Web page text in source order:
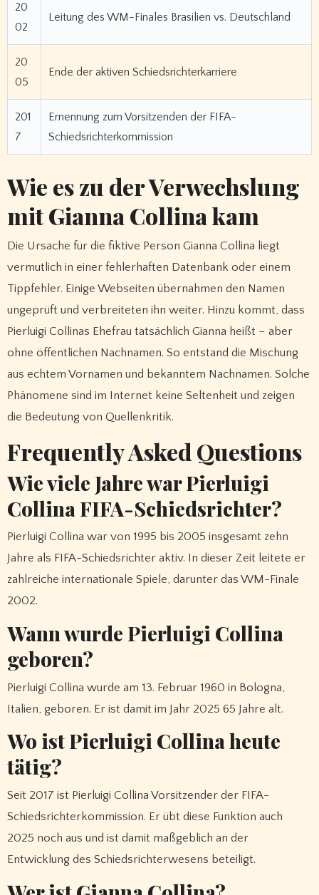
20
02
Leitung des WM-Finales Brasilien vs. Deutschland
20
05
Ende der aktiven Schiedsrichterkarriere
201
7
Ernennung zum Vorsitzenden der FIFA-
Schiedsrichterkommission
Wie es zu der Verwechslung
mit Gianna Collina kam
Die Ursache für die fiktive Person Gianna Collina liegt
vermutlich in einer fehlerhaften Datenbank oder einem
Tippfehler. Einige Webseiten übernahmen den Namen
ungeprüft und verbreiteten ihn weiter. Hinzu kommt, dass
Pierluigi Collinas Ehefrau tatsächlich Gianna heißt – aber
ohne öffentlichen Nachnamen. So entstand die Mischung
aus echtem Vornamen und bekanntem Nachnamen. Solche
Phänomene sind im Internet keine Seltenheit und zeigen
die Bedeutung von Quellenkritik.
Frequently Asked Questions
Wie viele Jahre war Pierluigi
Collina FIFA-Schiedsrichter?
Pierluigi Collina war von 1995 bis 2005 insgesamt zehn
Jahre als FIFA-Schiedsrichter aktiv. In dieser Zeit leitete er
zahlreiche internationale Spiele, darunter das WM-Finale
2002.
Wann wurde Pierluigi Collina
geboren?
Pierluigi Collina wurde am 13. Februar 1960 in Bologna,
Italien, geboren. Er ist damit im Jahr 2025 65 Jahre alt.
Wo ist Pierluigi Collina heute
tätig?
Seit 2017 ist Pierluigi Collina Vorsitzender der FIFA-
Schiedsrichterkommission. Er übt diese Funktion auch
2025 noch aus und ist damit maßgeblich an der
Entwicklung des Schiedsrichterwesens beteiligt.